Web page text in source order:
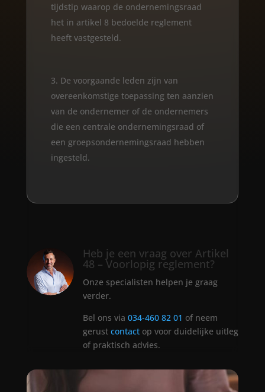
tijdstip waarop de ondernemingsraad
het in artikel 8 bedoelde reglement
heeft vastgesteld.
De voorgaande leden zijn van
overeenkomstige toepassing ten aanzien
van de ondernemer of de ondernemers
die een centrale ondernemingsraad of
een groepsondernemingsraad hebben
ingesteld.
Heb je een vraag over Artikel
48 – Voorlopig reglement?
Onze specialisten helpen je graag
verder.
Bel ons via 034-460 82 01 of neem
gerust contactop voor duidelijke uitleg
of praktisch advies.